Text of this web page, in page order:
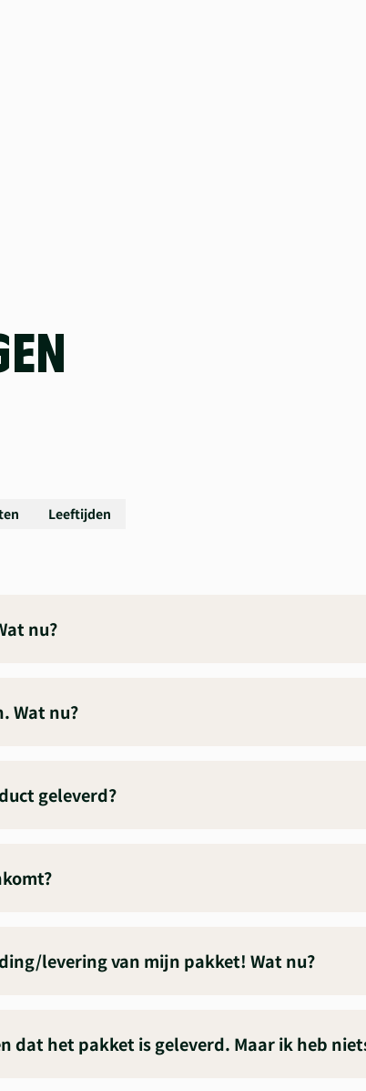
Leeftijden
nu?
Wat nu?
geleverd?
levering van mijn pakket! Wat nu?
dat het pakket is geleverd. Maar ik heb